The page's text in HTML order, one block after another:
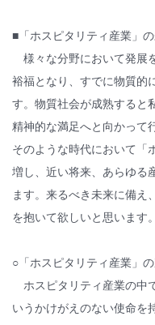
■「ホスピタリティ産業」の
様々な分野において発展
裕福となり、すでに物質的
す。物質社会が成熟すると
精神的な満足へと向かって
そのような時代において「
増し、近い将来、あらゆる
ます。来るべき未来に備え
を抱いて欲しいと思います。
○「ホスピタリティ産業」の
ホスピタリティ産業の中
いうかけがえのない使命を